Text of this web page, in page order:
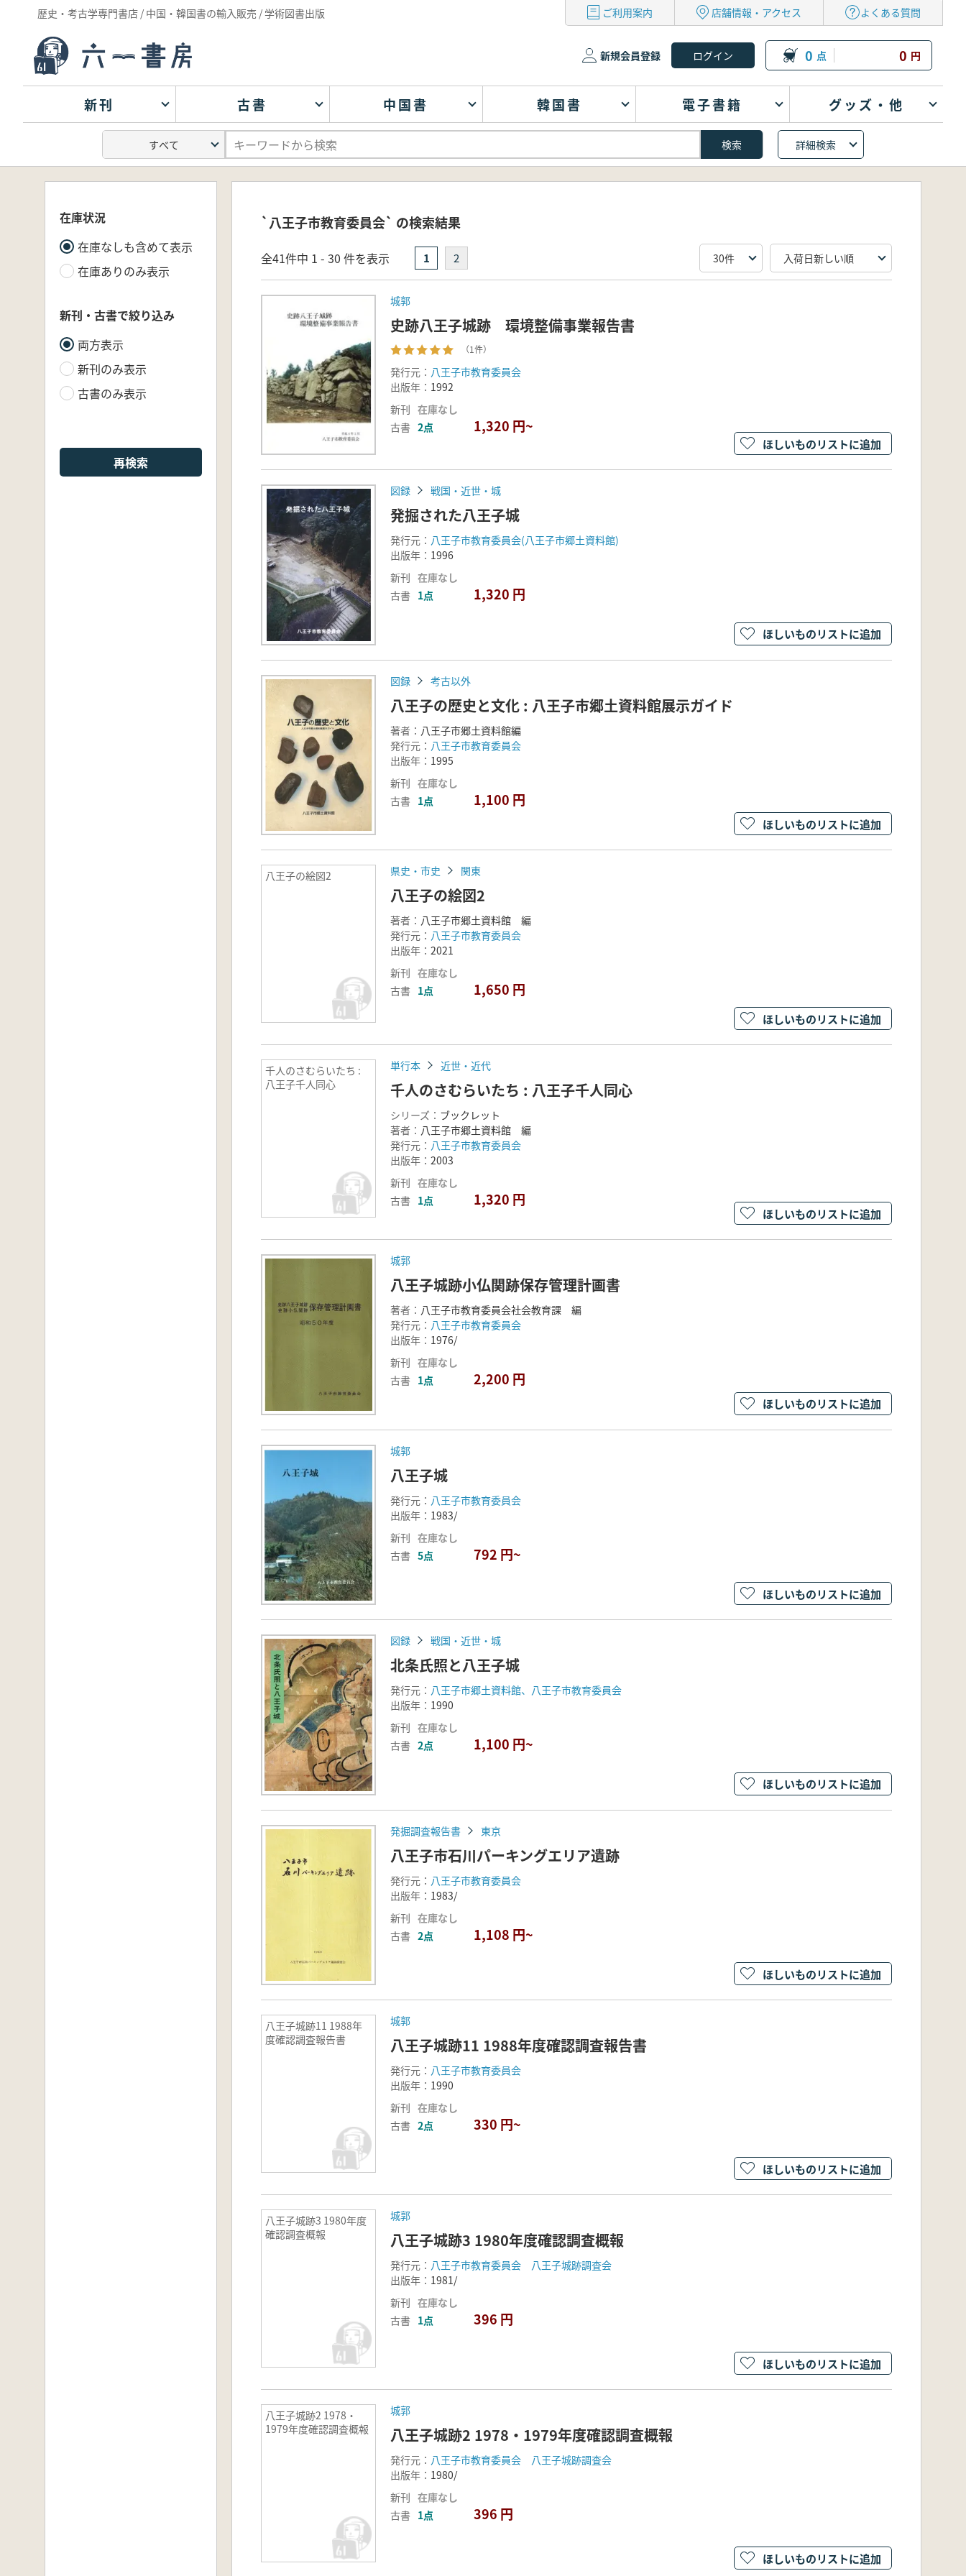
歴史・考古学専門書店 / 中国・韓国書の輸入販売 / 学術図書出版 ご利用案内 店舗情報・アクセス よくある質問
新規会員登録 0 点 0 円
新刊 古書 中国書 韓国書 電子書籍 グッズ・他
詳細検索
在庫状況
在庫なしも含めて表示
在庫ありのみ表示
新刊・古書で絞り込み
両方表示
新刊のみ表示
古書のみ表示
再検索
`八王子市教育委員会` の検索結果
全41件中 1 - 30 件を表示 1 2
城郭
史跡八王子城跡 環境整備事業報告書
（1件）
発行元： 八王子市教育委員会
出版年： 1992
新刊 在庫なし
古書 2点 1,320 円~
ほしいものリストに追加
図録 戦国・近世・城
発掘された八王子城
発行元： 八王子市教育委員会(八王子市郷土資料館)
出版年： 1996
新刊 在庫なし
古書 1点 1,320 円
ほしいものリストに追加
図録 考古以外
八王子の歴史と文化 : 八王子市郷土資料館展示ガイド
著者： 八王子市郷土資料館編
発行元： 八王子市教育委員会
出版年： 1995
新刊 在庫なし
古書 1点 1,100 円
ほしいものリストに追加
八王子の絵図2 県史・市史 関東
八王子の絵図2
著者： 八王子市郷土資料館 編
発行元： 八王子市教育委員会
出版年： 2021
新刊 在庫なし
古書 1点 1,650 円
ほしいものリストに追加
千人のさむらいたち :
八王子千人同心
単行本 近世・近代
千人のさむらいたち : 八王子千人同心
シリーズ： ブックレット
著者： 八王子市郷土資料館 編
発行元： 八王子市教育委員会
出版年： 2003
新刊 在庫なし
古書 1点 1,320 円
ほしいものリストに追加
城郭
八王子城跡小仏関跡保存管理計画書
著者： 八王子市教育委員会社会教育課 編
発行元： 八王子市教育委員会
出版年： 1976/
新刊 在庫なし
古書 1点 2,200 円
ほしいものリストに追加
城郭
八王子城
発行元： 八王子市教育委員会
出版年： 1983/
新刊 在庫なし
古書 5点 792 円~
ほしいものリストに追加
図録 戦国・近世・城
北条氏照と八王子城
発行元： 八王子市郷土資料館、八王子市教育委員会
出版年： 1990
新刊 在庫なし
古書 2点 1,100 円~
ほしいものリストに追加
発掘調査報告書 東京
八王子市石川パーキングエリア遺跡
発行元： 八王子市教育委員会
出版年： 1983/
新刊 在庫なし
古書 2点 1,108 円~
ほしいものリストに追加
八王子城跡11 1988年
度確認調査報告書
城郭
八王子城跡11 1988年度確認調査報告書
発行元： 八王子市教育委員会
出版年： 1990
新刊 在庫なし
古書 2点 330 円~
ほしいものリストに追加
八王子城跡3 1980年度
確認調査概報
城郭
八王子城跡3 1980年度確認調査概報
発行元： 八王子市教育委員会 八王子城跡調査会
出版年： 1981/
新刊 在庫なし
古書 1点 396 円
ほしいものリストに追加
八王子城跡2 1978・
1979年度確認調査概報
城郭
八王子城跡2 1978・1979年度確認調査概報
発行元： 八王子市教育委員会 八王子城跡調査会
出版年： 1980/
新刊 在庫なし
古書 1点 396 円
ほしいものリストに追加